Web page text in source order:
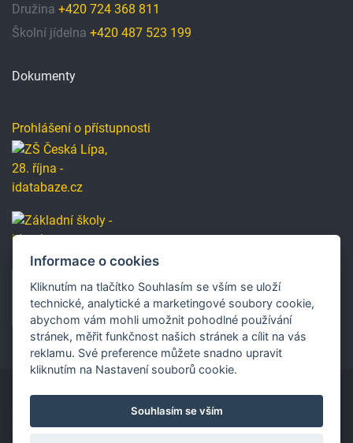
Družina +420 724 368 811
Školní jídelna +420 487 523 199
Dokumenty
Prohlášení o přístupnosti
Copyright © 2019 Základní škola, Česká Lípa, 28. října
2733, příspěvková organizace.
Informace o cookies
Kliknutím na tlačítko Souhlasím se vším se uloží
technické, analytické a marketingové soubory cookie,
abychom vám mohli umožnit pohodlné používání
stránek, měřit funkčnost našich stránek a cílit na vás
reklamu. Své preference můžete snadno upravit
kliknutím na Nastavení souborů cookie.
Souhlasím se vším